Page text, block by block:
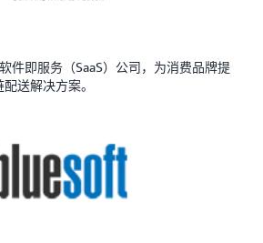
件即服务（SaaS）公司，为消费品牌提
送解决方案。